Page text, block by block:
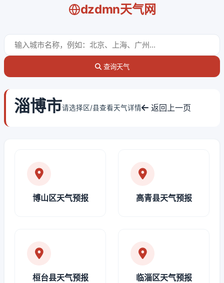
dzdmn天气网
查询天气
淄博市请选择区/县查看天气详情 返回上一页
博山区天气预报 高青县天气预报
桓台县天气预报 临淄区天气预报